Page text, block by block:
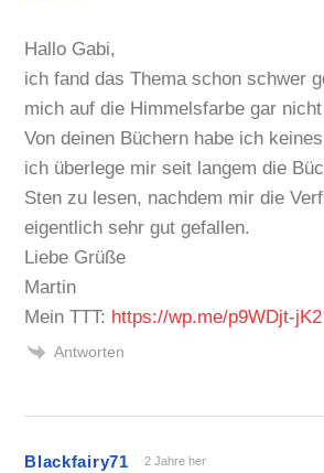
Hallo Gabi,
ich fand das Thema schon schwer
mich auf die Himmelsfarbe gar
Von deinen Büchern habe ich
ich überlege mir seit langem die
Sten zu lesen, nachdem mir die
eigentlich sehr gut gefallen.
Liebe Grüße
Martin
Mein TTT: https://wp.me/p9WDjt-jK2
Antworten
Blackfairy71 2 Jahre her